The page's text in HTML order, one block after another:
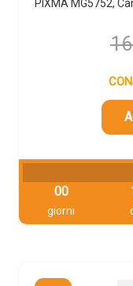
PIXMA MG5752,
00
giorni